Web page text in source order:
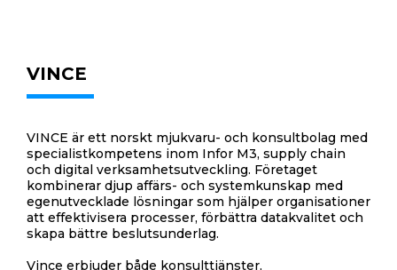
VINCE
VINCE är ett norskt mjukvaru- och konsultbolag med
specialistkompetens inom Infor M3, supply chain
och digital verksamhetsutveckling. Företaget
kombinerar djup affärs- och systemkunskap med
egenutvecklade lösningar som hjälper organisationer
att effektivisera processer, förbättra datakvalitet och
skapa bättre beslutsunderlag.
Vince erbjuder både konsulttjänster,